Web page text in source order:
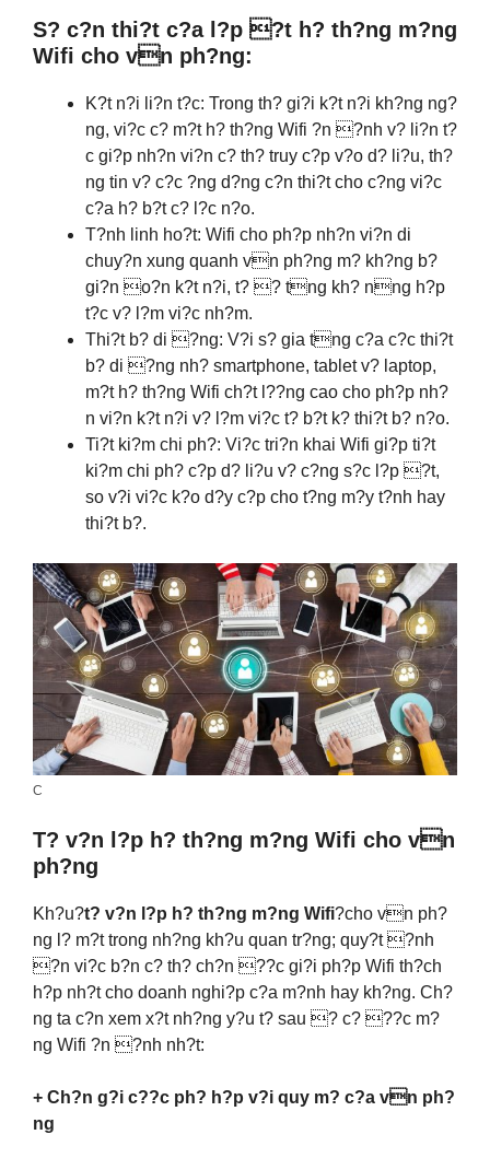
S? c?n thi?t c?a l?p ?t h? th?ng m?ng
Wifi cho vn ph?ng:
K?t n?i li?n t?c: Trong th? gi?i k?t n?i kh?ng ng?
ng, vi?c c? m?t h? th?ng Wifi ?n ?nh v? li?n t?
c gi?p nh?n vi?n c? th? truy c?p v?o d? li?u, th?
ng tin v? c?c ?ng d?ng c?n thi?t cho c?ng vi?c
c?a h? b?t c? l?c n?o.
T?nh linh ho?t: Wifi cho ph?p nh?n vi?n di
chuy?n xung quanh vn ph?ng m? kh?ng b?
gi?n o?n k?t n?i, t? ? tng kh? nng h?p
t?c v? l?m vi?c nh?m.
Thi?t b? di ?ng: V?i s? gia tng c?a c?c thi?t
b? di ?ng nh? smartphone, tablet v? laptop,
m?t h? th?ng Wifi ch?t l??ng cao cho ph?p nh?
n vi?n k?t n?i v? l?m vi?c t? b?t k? thi?t b? n?o.
Ti?t ki?m chi ph?: Vi?c tri?n khai Wifi gi?p ti?t
ki?m chi ph? c?p d? li?u v? c?ng s?c l?p ?t,
so v?i vi?c k?o d?y c?p cho t?ng m?y t?nh hay
thi?t b?.
C
T? v?n l?p h? th?ng m?ng Wifi cho vn
ph?ng
Kh?u?t? v?n l?p h? th?ng m?ng Wifi?cho vn ph?
ng l? m?t trong nh?ng kh?u quan tr?ng; quy?t ?nh
?n vi?c b?n c? th? ch?n ??c gi?i ph?p Wifi th?ch
h?p nh?t cho doanh nghi?p c?a m?nh hay kh?ng. Ch?
ng ta c?n xem x?t nh?ng y?u t? sau ? c? ??c m?
ng Wifi ?n ?nh nh?t:
+ Ch?n g?i c??c ph? h?p v?i quy m? c?a vn ph?
ng